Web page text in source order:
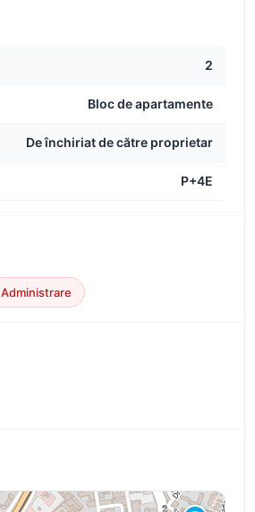
2
Bloc de apartamente
De închiriat de către proprietar
P+4E
Administrare